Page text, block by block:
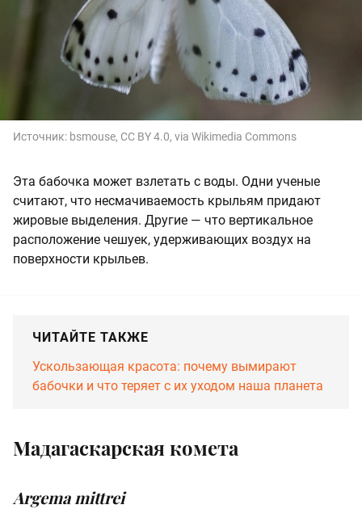
Источник: bsmouse, CC BY 4.0, via Wikimedia Commons
Эта бабочка может взлетать с воды. Одни ученые
считают, что несмачиваемость крыльям придают
жировые выделения. Другие — что вертикальное
расположение чешуек, удерживающих воздух на
поверхности крыльев.
ЧИТАЙТЕ ТАКЖЕ
Ускользающая красота: почему вымирают
бабочки и что теряет с их уходом наша планета
Мадагаскарская комета
Argema mittrei